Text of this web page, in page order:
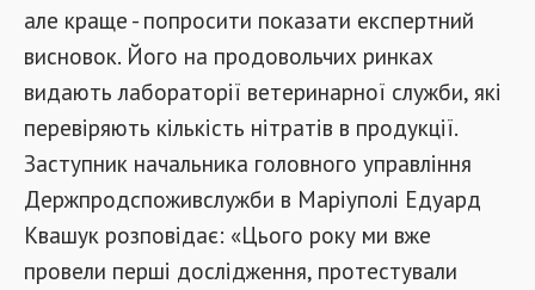
але краще - попросити показати експертний
висновок. Його на продовольчих ринках
видають лабораторії ветеринарної служби, які
перевіряють кількість нітратів в продукції.
Заступник начальника головного управління
Держпродспоживслужби в Маріуполі Едуард
Квашук розповідає: «Цього року ми вже
провели перші дослідження, протестували